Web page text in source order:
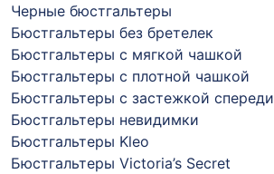
Черные бюстгальтеры
Бюстгальтеры без бретелек
Бюстгальтеры с мягкой чашкой
Бюстгальтеры с плотной чашкой
Бюстгальтеры с застежкой спереди
Бюстгальтеры невидимки
Бюстгальтеры Kleo
Бюстгальтеры Victoria’s Secret